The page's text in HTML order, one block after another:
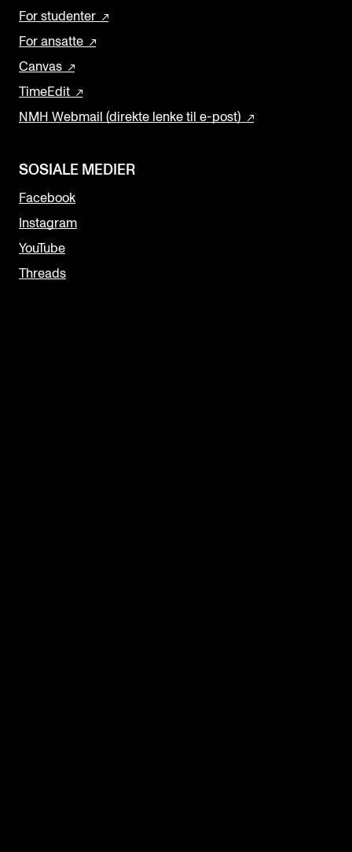
For studenter
For ansatte
Canvas
TimeEdit
NMH Webmail (direkte lenke til e-post)
SOSIALE MEDIER
Facebook
Instagram
YouTube
Threads